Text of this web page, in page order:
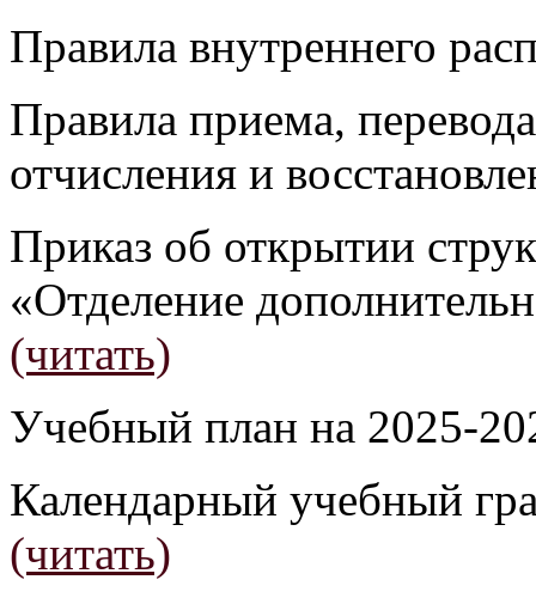
Правила внутреннего
Правила приема,
отчисления и
Приказ об открытии
«Отделение
(читать)
Учебный план на 2025-
Календарный учебный
(читать)